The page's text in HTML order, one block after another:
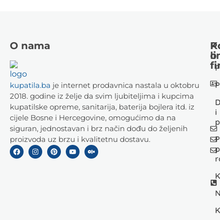
O nama
kupatila.ba je internet prodavnica nastala u oktobru
2018. godine iz želje da svim ljubiteljima i kupcima
kupatilske opreme, sanitarija, baterija bojlera itd. iz
cijele Bosne i Hercegovine, omogućimo da na
siguran, jednostavan i brz način dođu do željenih
proizvoda uz brzu i kvalitetnu dostavu.
i
o